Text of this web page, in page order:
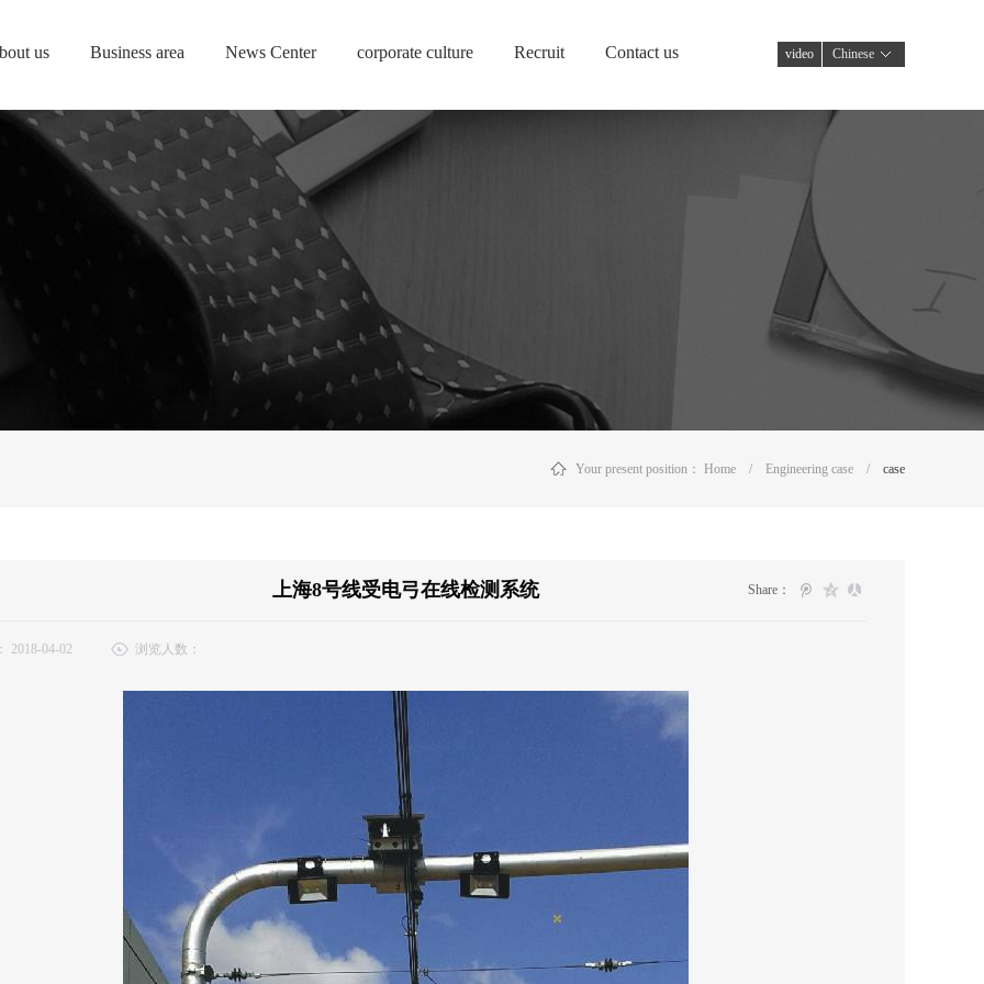
video Chinese
us Business area News Center corporate culture Recruit Contact us
Your present position： Home / Engineering case / case
上海8号线受电弓在线检测系统 Share：
2018-04-02 浏览人数：